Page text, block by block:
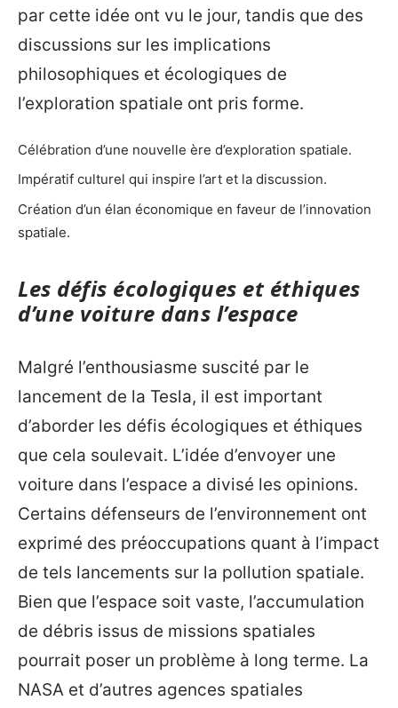
par cette idée ont vu le jour, tandis que des
discussions sur les implications
philosophiques et écologiques de
l’exploration spatiale ont pris forme.
Célébration d’une nouvelle ère d’exploration spatiale.
Impératif culturel qui inspire l’art et la discussion.
Création d’un élan économique en faveur de l’innovation
spatiale.
Les défis écologiques et éthiques
d’une voiture dans l’espace
Malgré l’enthousiasme suscité par le
lancement de la Tesla, il est important
d’aborder les défis écologiques et éthiques
que cela soulevait. L’idée d’envoyer une
voiture dans l’espace a divisé les opinions.
Certains défenseurs de l’environnement ont
exprimé des préoccupations quant à l’impact
de tels lancements sur la pollution spatiale.
Bien que l’espace soit vaste, l’accumulation
de débris issus de missions spatiales
pourrait poser un problème à long terme. La
NASA et d’autres agences spatiales